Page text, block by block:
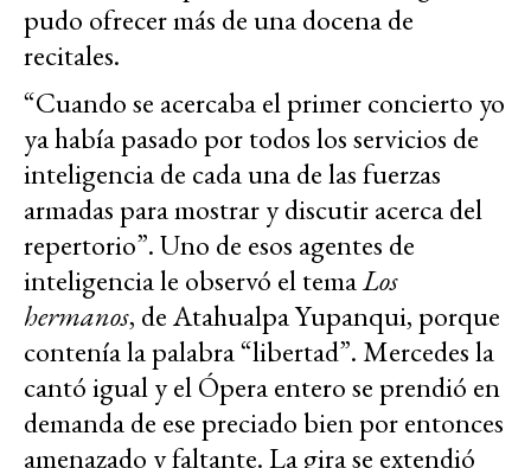
pudo ofrecer más de una docena de
recitales.
“Cuando se acercaba el primer concierto yo
ya había pasado por todos los servicios de
inteligencia de cada una de las fuerzas
armadas para mostrar y discutir acerca del
repertorio”. Uno de esos agentes de
inteligencia le observó el temaLos
hermanos, de Atahualpa Yupanqui, porque
contenía la palabra “libertad”. Mercedes la
cantó igual y el Ópera entero se prendió en
demanda de ese preciado bien por entonces
amenazado y faltante. La gira se extendió